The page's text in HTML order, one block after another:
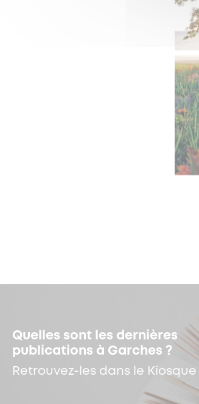
Quelles sont les dernières
publications à Garches ?
Retrouvez-les dans le Kiosque